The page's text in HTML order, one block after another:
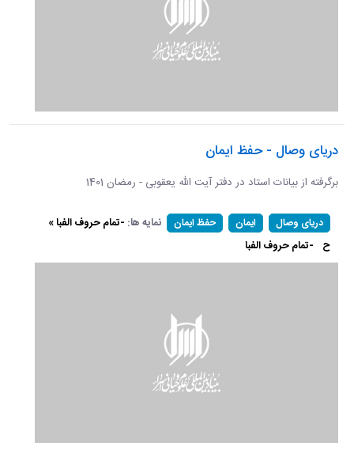
دریای وصال - حفظ ایمان
برگرفته از بیانات استاد در دفتر آیت الله یعقوبی - رمضان 1401
دریای وصال ایمان حفظ ایمان نمایه ها: -تمام حروف الفبا »
ح -تمام حروف الفبا